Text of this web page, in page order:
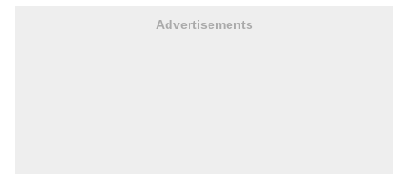
Advertisements